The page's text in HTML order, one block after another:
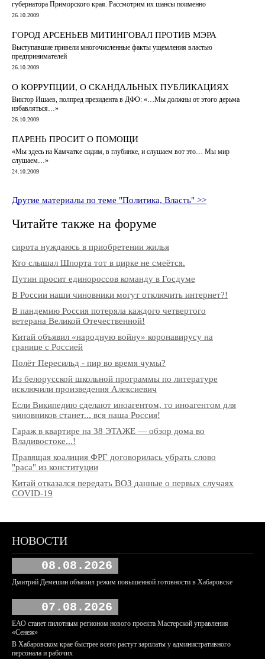
губернатора Приморского края. Рассмотрим их шансы поименно
26.10.2009
ГОРОД АРСЕНЬЕВ МИТИНГОВАЛ ПРОТИВ МЭРА
Выступавшие привели многочисленные факты ущемления властью
предпринимателей
26.10.2009
О КОРРУПЦИИ, О СКАНДАЛЬНЫХ ПУБЛИКАЦИЯХ
Виктор Ишаев, полпред президента в ДФО: «…Мы должны от этого дерьма
избавляться…»
26.10.2009
ПАРЕНЬ ПРОСИТ О ПОМОЩИ
«Мы здесь на Камчатке сидим, в глубинке, и слушаем вот это… Мы мир
слушаем…»
24.10.2009
Другие материалы по теме "Политика, Власть" >>
Читайте также на форуме
сирота нуждаюсь в приобретении жилья
Кто слышал Шпорта тот в цирке не смеётся.
Путин просит единороссов команду в Госдуме
В России наши чиновники могут отключить интернет?!
В пандемию Россия потеряла каждого четвертого
ветерана Великой Отечественной!
Китай объявил «народную войну» коронавирусу на
границе с Россией
Полёт Пересильд - пир во время чумы?
Из белорусской школьной программы по литературе
исключили произведения Алексиевич
Если Википедию сделают иноагентом, то иноагентом для
чиновников станет... вся наша Россия!
Гараж в квартире на 38 ЭТАЖЕ — обзор дома во
Владивостоке...!
Правящая коалиция ФРГ договорилась убрать слово
"раса" из конституции
Китай отказался передать ВОЗ данные о первых случаях
COVID-19
НОВОСТИ
08.08.2026
Дмитрий Демешин объявил режим повышенной готовности в Хабаровске
07.08.2026
ЕАО станет пилотным регионом нового проекта Мастерской управления
«Сенеж»
В Хабаровском крае быстрее всего растут зарплаты у административного
персонала и рабочих